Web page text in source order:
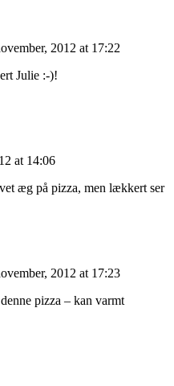
2012 at 17:22
Julie :-)!
at 14:06
æg på pizza, men lækkert ser
2012 at 17:23
pizza – kan varmt